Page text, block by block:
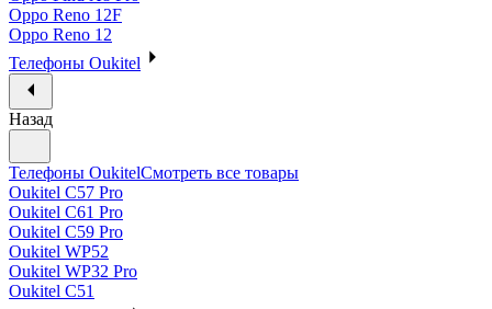
Oppo Reno 12F
Oppo Reno 12
Телефоны Oukitel
Назад
Телефоны OukitelСмотреть все товары
Oukitel C57 Pro
Oukitel C61 Pro
Oukitel C59 Pro
Oukitel WP52
Oukitel WP32 Pro
Oukitel C51